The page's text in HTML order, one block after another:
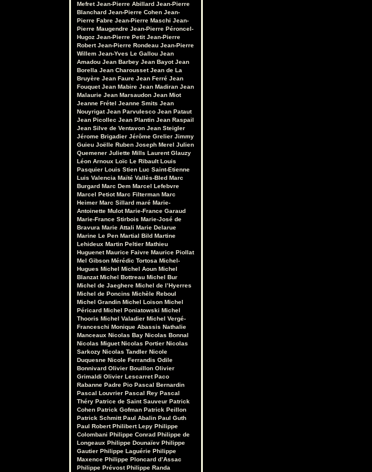
Mefret Jean-Pierre Abillard Jean-Pierre
Blanchard Jean-Pierre Cohen Jean-
Pierre Fabre Jean-Pierre Maschi Jean-
Pierre Maugendre Jean-Pierre Péroncel-
Hugoz Jean-Pierre Petit Jean-Pierre
Robert Jean-Pierre Rondeau Jean-Pierre
Willem Jean-Yves Le Gallou Jean
Amadou Jean Barbey Jean Bayot Jean
Borella Jean Charousset Jean de La
Bruyère Jean Faure Jean Ferré Jean
Fouquet Jean Mabire Jean Madiran Jean
Malaurie Jean Marsaudon Jean Miot
Jeanne Frétel Jeanne Smits Jean
Nouyrigat Jean Parvulesco Jean Pataut
Jean Picollec Jean Plantin Jean Raspail
Jean Silve de Ventavon Jean Steigler
Jérome Brigadier Jérôme Grelier Jimmy
Guieu Joëlle Ruben Joseph Merel Julien
Quemener Juliette Mills Laurent Glauzy
Léon Arnoux Loïc Le Ribault Louis
Pasquier Louis Stien Luc Saint-Etienne
Luis Valencia Maïté Vallès-Bled Marc
Burgard Marc Dem Marcel Lefebvre
Marcel Petiot Marc Filterman Marc
Heimer Marc Sillard maré Marie-
Antoinette Mulot Marie-France Garaud
Marie-France Stirbois Marie-José de
Bravura Marie Attali Marie Delarue
Marine Le Pen Martial Bild Martine
Lehideux Martin Peltier Mathieu
Huguenet Maurice Faivre Maurice Piollat
Mel Gibson Mérédic Tortosa Michel-
Hugues Michel Michel Aoun Michel
Blanzat Michel Bottreau Michel Bur
Michel de Jaeghere Michel de l’Hyerres
Michel de Poncins Michèle Reboul
Michel Grandin Michel Loison Michel
Péricard Michel Poniatowski Michel
Thooris Michel Valadier Michel Vergé-
Franceschi Monique Abassis Nathalie
Manceaux Nicolas Bay Nicolas Bonnal
Nicolas Miguet Nicolas Portier Nicolas
Sarkozy Nicolas Tandler Nicole
Duquesne Nicole Ferrandis Odile
Bonnivard Olivier Bouillon Olivier
Grimaldi Olivier Lescarret Paco
Rabanne Padre Pio Pascal Bernardin
Pascal Louvrier Pascal Rey Pascal
Théry Patrice de Saint Sauveur Patrick
Cohen Patrick Gofman Patrick Peillon
Patrick Schmitt Paul Abalin Paul Guth
Paul Robert Philibert Lepy Philippe
Colombani Philippe Conrad Philippe de
Longeaux Philippe Dounaïev Philippe
Gautier Philippe Laguérie Philippe
Maxence Philippe Ploncard d’Assac
Philippe Prévost Philippe Randa